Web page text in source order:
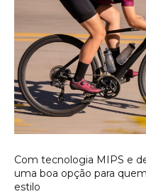
Com tecnologia MIPS e
uma boa opção para
estilo